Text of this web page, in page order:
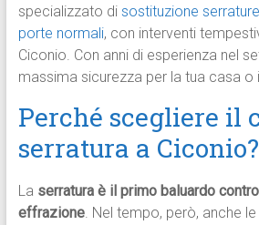
specializzato di sostituzione
porte normali, con interventi
Ciconio. Con anni di esperienza nel
massima sicurezza per la tua casa o
Perché scegliere il
serratura a Ciconio?
La serratura è il primo baluardo
effrazione. Nel tempo, però, anche